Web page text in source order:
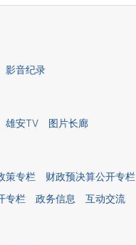
影音纪录
雄安TV 图片长廊
策专栏
财政预决算公开专栏
专栏
政务信息 互动交流